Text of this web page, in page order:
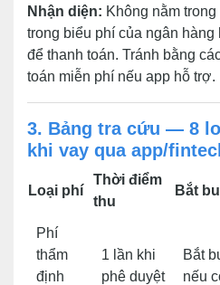
Nhận diện: Không nằm
trong biểu phí của ngân
để thanh toán. Tránh bằng
toán miễn phí nếu app hỗ trợ.
3. Bảng tra cứu — 8
khi vay qua app/
Loại phí
Thời điểm
thu
Bắt
Phí
thẩm
định
1 lần khi
phê duyệt
Bắt
nếu